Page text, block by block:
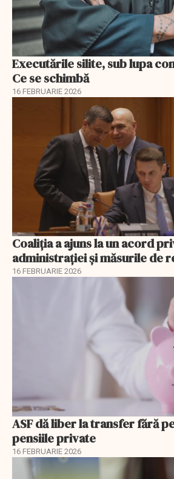
Executările silite, sub lupa
Ce se schimbă
16 FEBRUARIE 2026
Coaliția a ajuns la un acord
administrației și măsurile de
16 FEBRUARIE 2026
ASF dă liber la transfer fără
pensiile private
16 FEBRUARIE 2026